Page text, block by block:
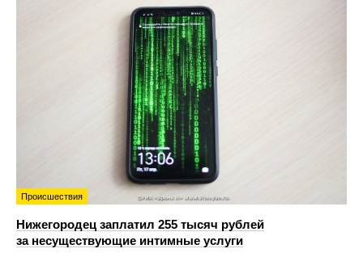
Происшествия
Нижегородец заплатил 255 тысяч рублей
за несуществующие интимные услуги